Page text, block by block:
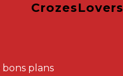
CrozesLovers
plans